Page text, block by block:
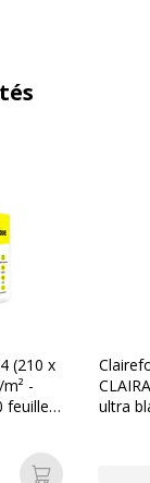
(210 x
-
feuilles
ultra